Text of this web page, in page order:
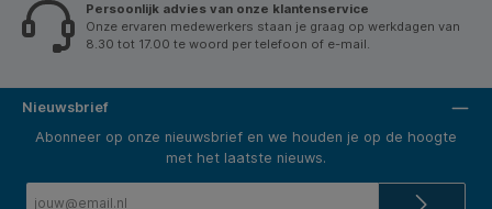
Persoonlijk advies van onze klantenservice
Onze ervaren medewerkers staan je graag op werkdagen van
8.30 tot 17.00 te woord per telefoon of e-mail.
Nieuwsbrief
Abonneer op onze nieuwsbrief en we houden je op de hoogte
met het laatste nieuws.